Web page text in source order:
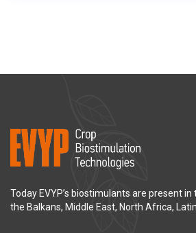
Today EVYP’s biostimulants are present in
the Balkans, Middle East, North Africa,